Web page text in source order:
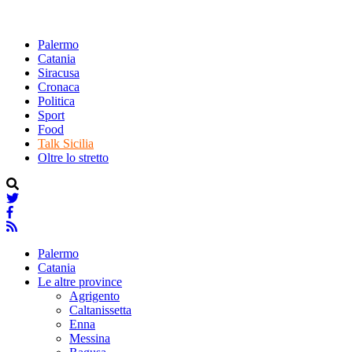
Palermo
Catania
Siracusa
Cronaca
Politica
Sport
Food
Talk Sicilia
Oltre lo stretto
Palermo
Catania
Le altre province
Agrigento
Caltanissetta
Enna
Messina